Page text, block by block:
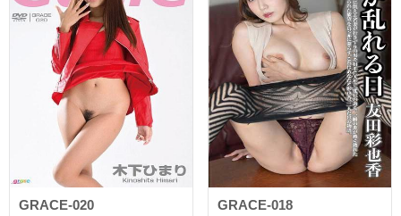
GRACE-020 GRACE-018